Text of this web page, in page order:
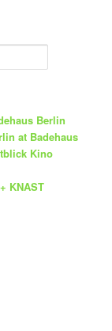
Berlin
at Badehaus
Kino
KNAST